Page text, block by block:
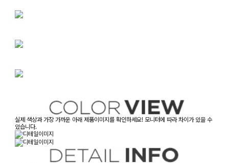
실제 색상과 가장 가까운 아래 제품이미지를 확인하세요! 모니터에 따라 차이가 있을 수
있습니다.